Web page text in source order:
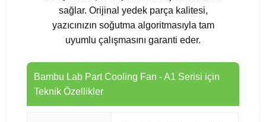
sağlar. Orijinal yedek parça kalitesi,
yazıcınızın soğutma algoritmasıyla tam
uyumlu çalışmasını garanti eder.
Bambu Lab Part Cooling Fan - A1 Serisi için
Teknik Özellikler